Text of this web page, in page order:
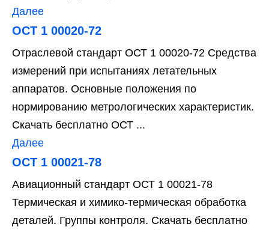
Далее
ОСТ 1 00020-72
Отраслевой стандарт ОСТ 1 00020-72 Средства
измерений при испытаниях летательных
аппаратов. Основные положения по
нормированию метрологических характеристик.
Скачать бесплатно ОСТ ...
Далее
ОСТ 1 00021-78
Авиационный стандарт ОСТ 1 00021-78
Термическая и химико-термическая обработка
деталей. Группы контроля. Скачать бесплатно